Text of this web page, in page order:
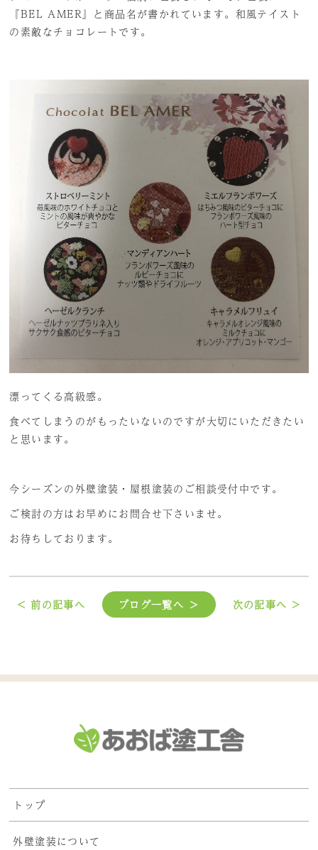
『BEL AMER』と商品名が書かれています。和風テイスト
の素敵なチョコレートです。
漂ってくる高級感。
食べてしまうのがもったいないのですが大切にいただきたい
と思います。
今シーズンの外壁塗装・屋根塗装のご相談受付中です。
ご検討の方はお早めにお問合せ下さいませ。
お待ちしております。
< 前の記事へ ブログ一覧へ ＞ 次の記事へ >
トップ
外壁塗装について